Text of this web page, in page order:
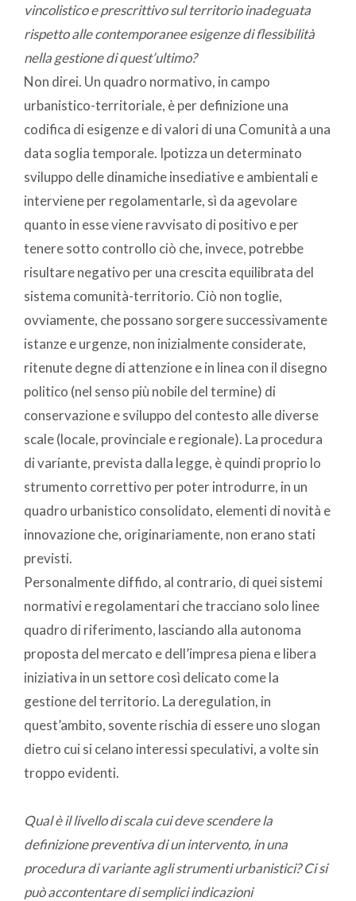
vincolistico e prescrittivo sul territorio inadeguata
rispetto alle contemporanee esigenze di flessibilità
nella gestione di quest’ultimo?
Non direi. Un quadro normativo, in campo
urbanistico-territoriale, è per definizione una
codifica di esigenze e di valori di una Comunità a una
data soglia temporale. Ipotizza un determinato
sviluppo delle dinamiche insediative e ambientali e
interviene per regolamentarle, sì da agevolare
quanto in esse viene ravvisato di positivo e per
tenere sotto controllo ciò che, invece, potrebbe
risultare negativo per una crescita equilibrata del
sistema comunità-territorio. Ciò non toglie,
ovviamente, che possano sorgere successivamente
istanze e urgenze, non inizialmente considerate,
ritenute degne di attenzione e in linea con il disegno
politico (nel senso più nobile del termine) di
conservazione e sviluppo del contesto alle diverse
scale (locale, provinciale e regionale). La procedura
di variante, prevista dalla legge, è quindi proprio lo
strumento correttivo per poter introdurre, in un
quadro urbanistico consolidato, elementi di novità e
innovazione che, originariamente, non erano stati
previsti.
Personalmente diffido, al contrario, di quei sistemi
normativi e regolamentari che tracciano solo linee
quadro di riferimento, lasciando alla autonoma
proposta del mercato e dell’impresa piena e libera
iniziativa in un settore così delicato come la
gestione del territorio. La deregulation, in
quest’ambito, sovente rischia di essere uno slogan
dietro cui si celano interessi speculativi, a volte sin
troppo evidenti.
Qual è il livello di scala cui deve scendere la
definizione preventiva di un intervento, in una
procedura di variante agli strumenti urbanistici? Ci si
può accontentare di semplici indicazioni